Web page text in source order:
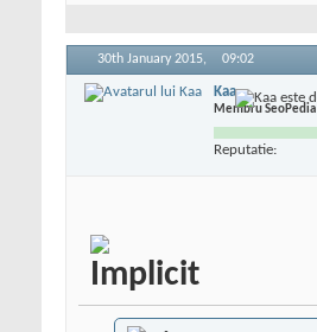
30th January 2015, 09:02
Kaa
Membru SeoPedia
Reputatie: